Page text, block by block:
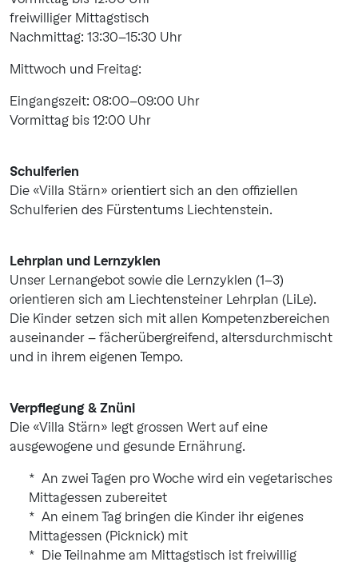
freiwilliger Mittagstisch
Nachmittag: 13:30–15:30 Uhr
Mittwoch und Freitag:
Eingangszeit: 08:00–09:00 Uhr
Vormittag bis 12:00 Uhr
Schulferien
Die «Villa Stärn» orientiert sich an den offiziellen
Schulferien des Fürstentums Liechtenstein.
Lehrplan und Lernzyklen
Unser Lernangebot sowie die Lernzyklen (1-3)
orientieren sich am Liechtensteiner Lehrplan (LiLe).
Die Kinder setzen sich mit allen Kompetenzbereichen
auseinander – fächerübergreifend, altersdurchmischt
und in ihrem eigenen Tempo.
Verpflegung & Znüni
Die «Villa Stärn» legt grossen Wert auf eine
ausgewogene und gesunde Ernährung.
An zwei Tagen pro Woche wird ein vegetarisches
Mittagessen zubereitet
An einem Tag bringen die Kinder ihr eigenes
Mittagessen (Picknick) mit
Die Teilnahme am Mittagstisch ist freiwillig